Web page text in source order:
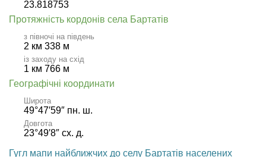
23.818753
Протяжність кордонів села Бартатів
з півночі на південь
2 км 338 м
із заходу на схід
1 км 766 м
Географічні координати
Широта
49°47′59″ пн. ш.
Довгота
23°49′8″ сх. д.
Гугл мапи найближчих до селу Бартатів населених